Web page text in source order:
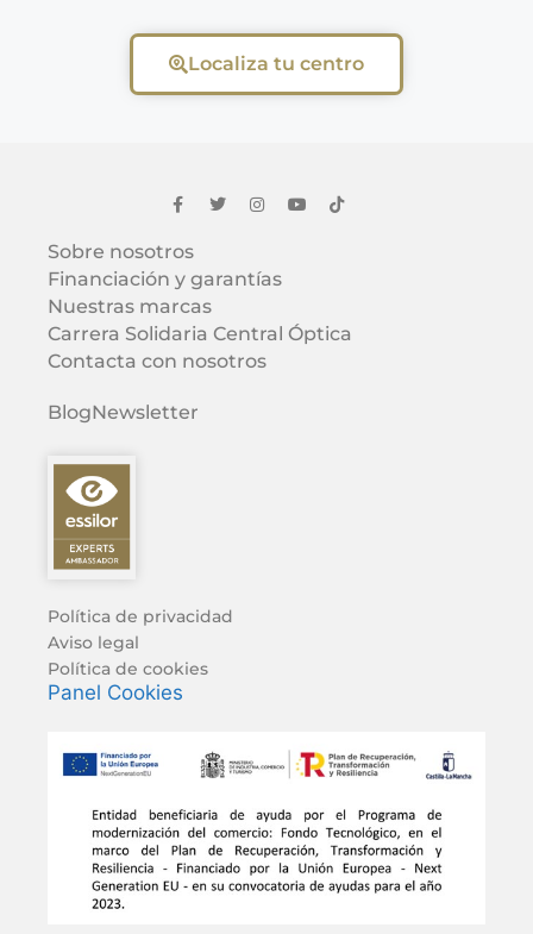
Localiza tu centro
Sobre nosotros
Financiación y garantías
Nuestras marcas
Carrera Solidaria Central Óptica
Contacta con nosotros
BlogNewsletter
Política de privacidad
Aviso legal
Política de cookies
Panel Cookies